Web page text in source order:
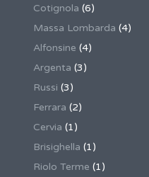
Cotignola (6)
Massa Lombarda (4)
Alfonsine (4)
Argenta (3)
Russi (3)
Ferrara (2)
Cervia (1)
Brisighella (1)
Riolo Terme (1)